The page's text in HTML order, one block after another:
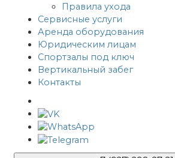
Правила ухода
Сервисные услуги
Аренда оборудования
Юридическим лицам
Спортзалы под ключ
Вертикальный забег
Контакты